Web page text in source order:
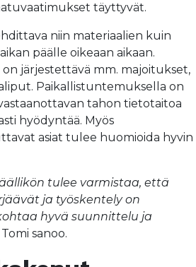
täyttyvät.
niin materiaalien kuin
päälle oikeaan aikaan.
järjestettävä mm. majoitukset,
Paikallistuntemuksella on
tahon tietotaitoa
hyödyntää. Myös
asiat tulee huomioida hyvin
tulee varmistaa, että
ja työskentely on
hyvä suunnittelu ja
Tomi sanoo.